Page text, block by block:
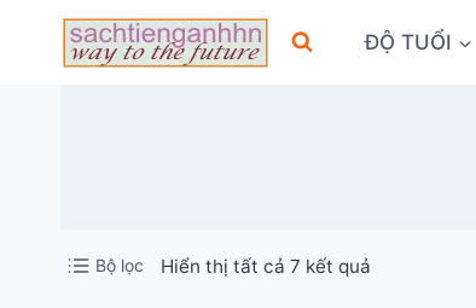
ĐỘ TUỔI
Bộ lọc Hiển thị tất cả 7 kết quảĐã